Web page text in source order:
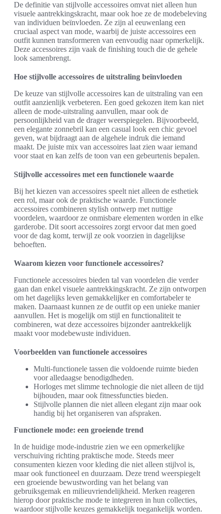
De definitie van stijlvolle accessoires omvat niet alleen hun
visuele aantrekkingskracht, maar ook hoe ze de modebeleving
van individuen beïnvloeden. Ze zijn al eeuwenlang een
cruciaal aspect van mode, waarbij de juiste accessoires een
outfit kunnen transformeren van eenvoudig naar opmerkelijk.
Deze accessoires zijn vaak de finishing touch die de gehele
look samenbrengt.
Hoe stijlvolle accessoires de uitstraling beïnvloeden
De keuze van stijlvolle accessoires kan de uitstraling van een
outfit aanzienlijk verbeteren. Een goed gekozen item kan niet
alleen de mode-uitstraling aanvullen, maar ook de
persoonlijkheid van de drager weerspiegelen. Bijvoorbeeld,
een elegante zonnebril kan een casual look een chic gevoel
geven, wat bijdraagt aan de algehele indruk die iemand
maakt. De juiste mix van accessoires laat zien waar iemand
voor staat en kan zelfs de toon van een gebeurtenis bepalen.
Stijlvolle accessoires met een functionele waarde
Bij het kiezen van accessoires speelt niet alleen de esthetiek
een rol, maar ook de praktische waarde. Functionele
accessoires combineren stylish ontwerp met nuttige
voordelen, waardoor ze onmisbare elementen worden in elke
garderobe. Dit soort accessoires zorgt ervoor dat men goed
voor de dag komt, terwijl ze ook voorzien in dagelijkse
behoeften.
Waarom kiezen voor functionele accessoires?
Functionele accessoires bieden tal van voordelen die verder
gaan dan enkel visuele aantrekkingskracht. Ze zijn ontworpen
om het dagelijks leven gemakkelijker en comfortabeler te
maken. Daarnaast kunnen ze de outfit op een unieke manier
aanvullen. Het is mogelijk om stijl en functionaliteit te
combineren, wat deze accessoires bijzonder aantrekkelijk
maakt voor modebewuste individuen.
Voorbeelden van functionele accessoires
Multi-functionele tassen die voldoende ruimte bieden
voor alledaagse benodigdheden.
Horloges met slimme technologie die niet alleen de tijd
bijhouden, maar ook fitnessfuncties bieden.
Stijlvolle plannen die niet alleen elegant zijn maar ook
handig bij het organiseren van afspraken.
Functionele mode: een groeiende trend
In de huidige mode-industrie zien we een opmerkelijke
verschuiving richting praktische mode. Steeds meer
consumenten kiezen voor kleding die niet alleen stijlvol is,
maar ook functioneel en duurzaam. Deze trend weerspiegelt
een groeiende bewustwording van het belang van
gebruiksgemak en milieuvriendelijkheid. Merken reageren
hierop door praktische mode te integreren in hun collecties,
waardoor stijlvolle keuzes gemakkelijk toegankelijk worden.